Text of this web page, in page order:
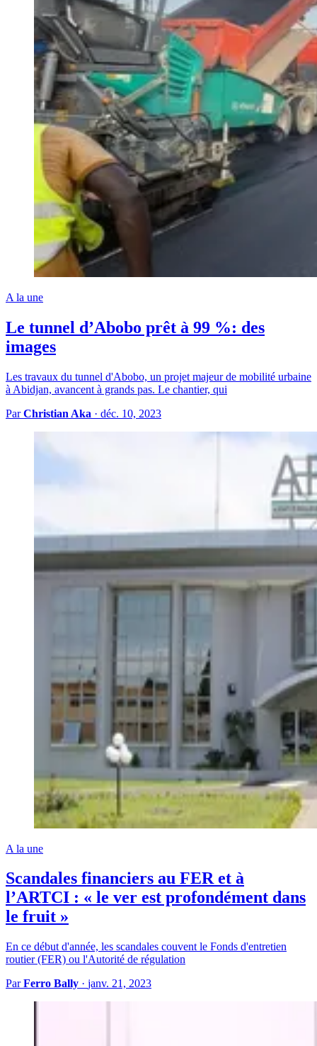
A la une
Le tunnel d’Abobo prêt à 99 %: des
images
Les travaux du tunnel d'Abobo, un projet majeur de mobilité urbaine
à Abidjan, avancent à grands pas. Le chantier, qui
ParChristian Aka · déc. 10, 2023
A la une
Scandales financiers au FER et à
l’ARTCI : « le ver est profondément dans
le fruit »
En ce début d'année, les scandales couvent le Fonds d'entretien
routier (FER) ou l'Autorité de régulation
ParFerro Bally · janv. 21, 2023